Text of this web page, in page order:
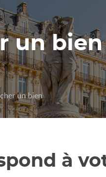
un bien
un bien
à